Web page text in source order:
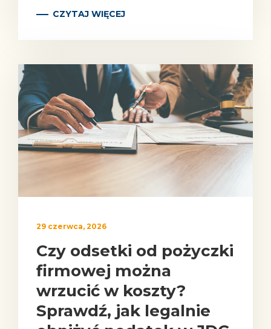
CZYTAJ WIĘCEJ
29 czerwca, 2026
Czy odsetki od pożyczki
firmowej można
wrzucić w koszty?
Sprawdź, jak legalnie